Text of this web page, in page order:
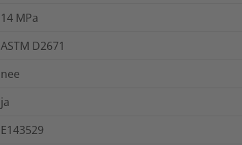
14 MPa
ASTM D2671
nee
ja
E143529